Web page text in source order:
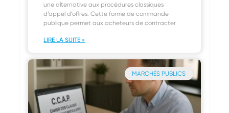
une alternative aux procédures classiques
d’appel d’offres. Cette forme de commande
publique permet aux acheteurs de contracter
LIRE LA SUITE »
MARCHÉS PUBLICS